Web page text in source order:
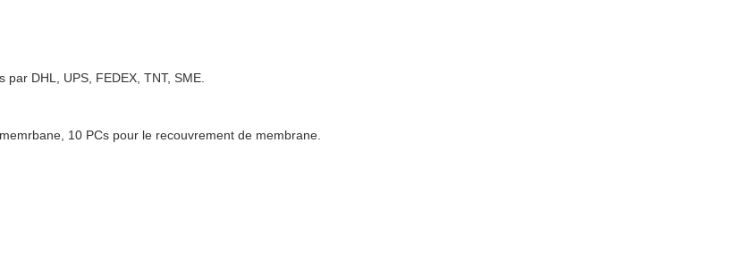
DHL, UPS, FEDEX, TNT, SME.
10 PCs pour le recouvrement de membrane.